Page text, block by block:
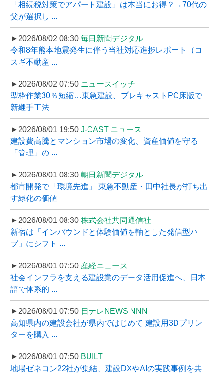
「相続税対策でアパート建設」は本当にお得？→70代の
父が選択し ...
►2026/08/02 08:30 毎日新聞デジタル
令和8年熊本地震発生に伴う当社対応進捗レポート（コ
スギ不動産 ...
►2026/08/02 07:50 ニュースイッチ
型枠作業30％短縮…東急建設、プレキャストPC床版で
新継手工法
►2026/08/01 19:50 J-CAST ニュース
建設費高騰とマンション市場の変化、資産価値を守る
「管理」の ...
►2026/08/01 08:30 朝日新聞デジタル
都市開発で「環境先進」 東急不動産・田中社長が打ち出
す緑化の価値
►2026/08/01 08:30 株式会社共同通信社
新宿は「インバウンドと体験価値を軸とした発信型ハ
ブ」にシフト ...
►2026/08/01 07:50 産経ニュース
社会インフラを支える建設業のデータ活用促進へ、日本
語で体系的 ...
►2026/08/01 07:50 日テレNEWS NNN
高知県内の建設会社が県内ではじめて 建設用3Dプリン
ターを購入 ...
►2026/08/01 07:50 BUILT
地場ゼネコン22社が集結、建設DXやAIの実践事例を共